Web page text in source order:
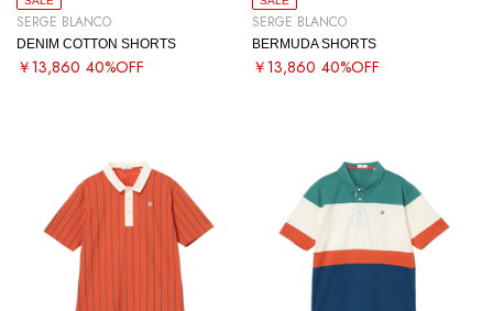
SERGE BLANCO
DENIM COTTON SHORTS
￥13,860 40%OFF
SERGE BLANCO
BERMUDA SHORTS
￥13,860 40%OFF